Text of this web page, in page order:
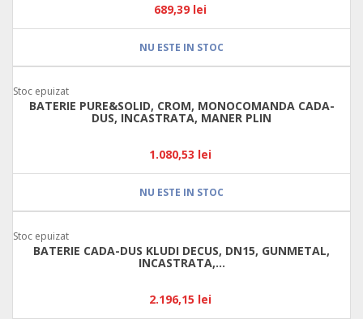
689,39 lei
NU ESTE IN STOC
Stoc epuizat
BATERIE PURE&SOLID, CROM, MONOCOMANDA CADA-
DUS, INCASTRATA, MANER PLIN
1.080,53 lei
NU ESTE IN STOC
Stoc epuizat
BATERIE CADA-DUS KLUDI DECUS, DN15, GUNMETAL,
INCASTRATA,...
2.196,15 lei